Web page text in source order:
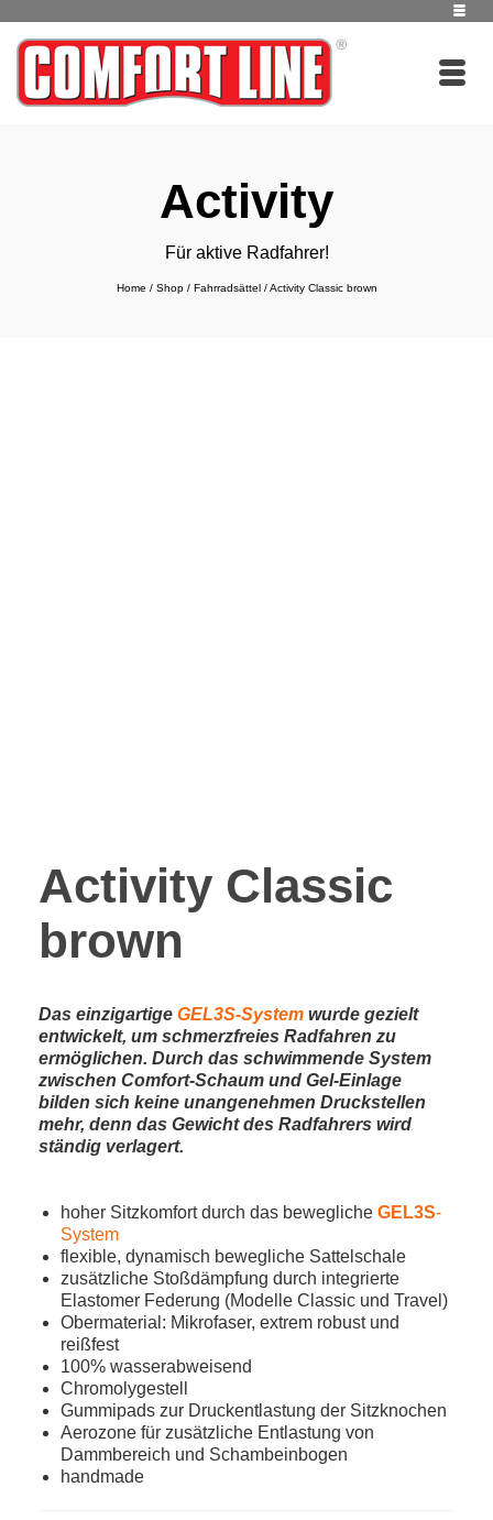
Activity
Für aktive Radfahrer!
Home / Shop / Fahrradsättel / Activity Classic brown
Activity Classic
brown
Das einzigartige GEL3S-System wurde gezielt
entwickelt, um schmerzfreies Radfahren zu
ermöglichen. Durch das schwimmende System
zwischen Comfort-Schaum und Gel-Einlage
bilden sich keine unangenehmen Druckstellen
mehr, denn das Gewicht des Radfahrers wird
ständig verlagert.
hoher Sitzkomfort durch das bewegliche GEL3S-
System
flexible, dynamisch bewegliche Sattelschale
zusätzliche Stoßdämpfung durch integrierte
Elastomer Federung (Modelle Classic und Travel)
Obermaterial: Mikrofaser, extrem robust und
reißfest
100% wasserabweisend
Chromolygestell
Gummipads zur Druckentlastung der Sitzknochen
Aerozone für zusätzliche Entlastung von
Dammbereich und Schambeinbogen
handmade